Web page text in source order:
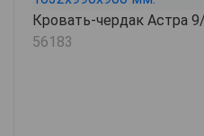
Кровать-чердак Астра
56183